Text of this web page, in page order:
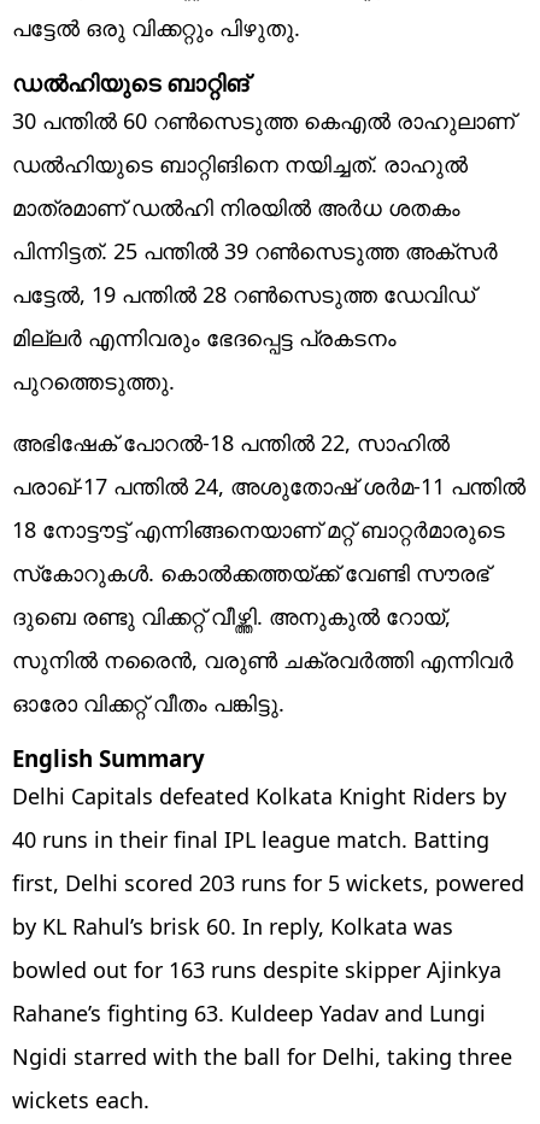
പട്ടേല്‍ ഒരു വിക്കറ്റും പിഴുതു.
ഡല്‍ഹിയുടെ ബാറ്റിങ്‌
30 പന്തില്‍ 60 റണ്‍സെടുത്ത കെഎല്‍ രാഹുലാണ്
ഡല്‍ഹിയുടെ ബാറ്റിങിനെ നയിച്ചത്. രാഹുല്‍
മാത്രമാണ് ഡല്‍ഹി നിരയില്‍ അര്‍ധ ശതകം
പിന്നിട്ടത്. 25 പന്തില്‍ 39 റണ്‍സെടുത്ത അക്‌സര്‍
പട്ടേല്‍, 19 പന്തില്‍ 28 റണ്‍സെടുത്ത ഡേവിഡ്
മില്ലര്‍ എന്നിവരും ഭേദപ്പെട്ട പ്രകടനം
പുറത്തെടുത്തു.
അഭിഷേക് പോറല്‍-18 പന്തില്‍ 22, സാഹില്‍
പരാഖ്-17 പന്തില്‍ 24, അശുതോഷ് ശര്‍മ-11 പന്തില്‍
18 നോട്ടൗട്ട് എന്നിങ്ങനെയാണ് മറ്റ് ബാറ്റര്‍മാരുടെ
സ്‌കോറുകള്‍. കൊല്‍ക്കത്തയ്ക്ക് വേണ്ടി സൗരഭ്
ദുബെ രണ്ടു വിക്കറ്റ് വീഴ്ത്തി. അനുകുല്‍ റോയ്,
സുനില്‍ നരൈന്‍, വരുണ്‍ ചക്രവര്‍ത്തി എന്നിവര്‍
ഓരോ വിക്കറ്റ് വീതം പങ്കിട്ടു.
English Summary
Delhi Capitals defeated Kolkata Knight Riders by
40 runs in their final IPL league match. Batting
first, Delhi scored 203 runs for 5 wickets, powered
by KL Rahul’s brisk 60. In reply, Kolkata was
bowled out for 163 runs despite skipper Ajinkya
Rahane’s fighting 63. Kuldeep Yadav and Lungi
Ngidi starred with the ball for Delhi, taking three
wickets each.